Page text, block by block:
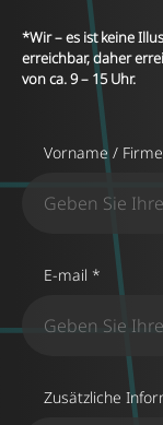
*Wir – es ist keine
erreichbar, daher
von ca. 9 – 15 Uhr.
Vorname /
E-mail *
Zusätzliche